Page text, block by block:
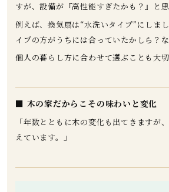
すが、設備が『高性能すぎたかも？』と思
例えば、換気扇は“水洗いタイプ”にしま
イプの方がうちには合っていたかしら？な
個人の暮らし方に合わせて選ぶことも大切
■ 木の家だからこその味わいと変化
「年数とともに木の変化も出てきますが
えています。」